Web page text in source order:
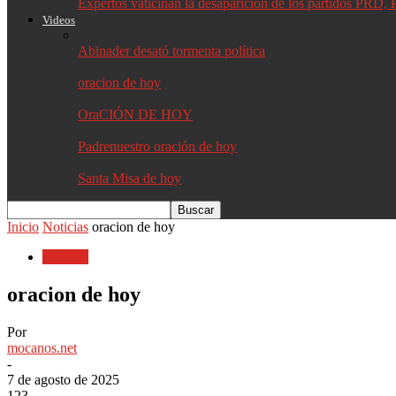
Expertos vaticinan la desaparición de los partidos PRD,
Videos
Abinader desató tormenta política
oracion de hoy
OraCIÓN DE HOY
Padrenuestro oración de hoy
Santa Misa de hoy
Inicio Noticias oracion de hoy
oracion de hoy
Por
mocanos.net
-
7 de agosto de 2025